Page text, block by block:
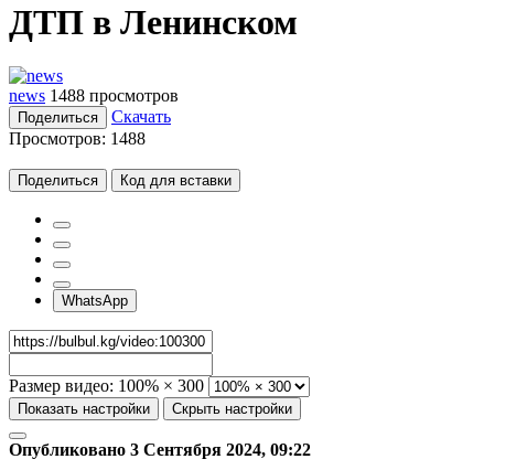
ДТП в Ленинском
news 1488 просмотров
Поделиться
Скачать
Просмотров: 1488
Поделиться Код для вставки
WhatsApp
Размер видео: 100% × 300
Показать настройки Скрыть настройки
Опубликовано 3 Сентября 2024, 09:22